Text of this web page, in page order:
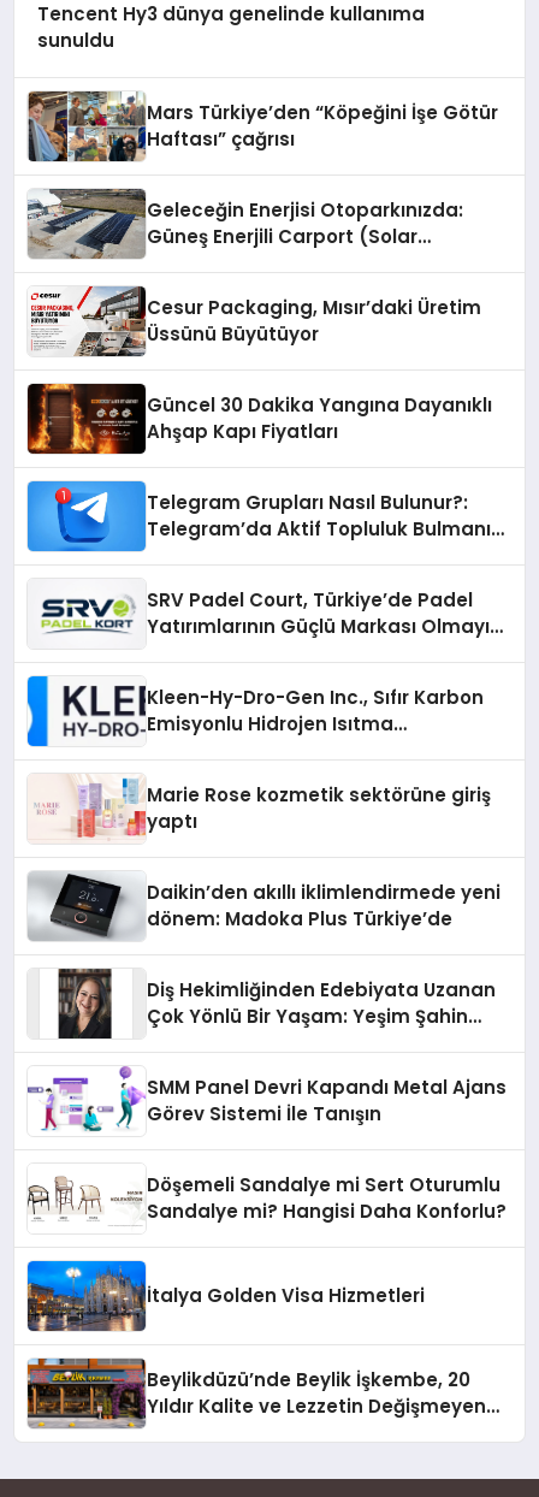
Tencent Hy3 dünya genelinde kullanıma
sunuldu
Mars Türkiye’den “Köpeğini İşe Götür
Haftası” çağrısı
Geleceğin Enerjisi Otoparkınızda:
Güneş Enerjili Carport (Solar
Cesur Packaging, Mısır’daki Üretim
Üssünü Büyütüyor
Güncel 30 Dakika Yangına Dayanıklı
Ahşap Kapı Fiyatları
Telegram Grupları Nasıl Bulunur?:
Telegram’da Aktif Topluluk Bulmanın
SRV Padel Court, Türkiye’de Padel
Yatırımlarının Güçlü Markası Olmayı
Kleen-Hy-Dro-Gen Inc., Sıfır Karbon
Emisyonlu Hidrojen Isıtma
Marie Rose kozmetik sektörüne giriş
yaptı
Daikin’den akıllı iklimlendirmede yeni
dönem: Madoka Plus Türkiye’de
Diş Hekimliğinden Edebiyata Uzanan
Çok Yönlü Bir Yaşam: Yeşim Şahin
SMM Panel Devri Kapandı Metal Ajans
Görev Sistemi İle Tanışın
Döşemeli Sandalye mi Sert Oturumlu
Sandalye mi? Hangisi Daha Konforlu?
İtalya Golden Visa Hizmetleri
Beylikdüzü’nde Beylik İşkembe, 20
Yıldır Kalite ve Lezzetin Değişmeyen